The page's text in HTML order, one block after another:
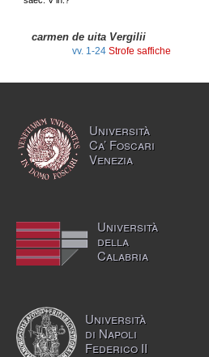
carmen de uita Vergilii
vv. 1-24 Strofe saffiche
Università
Ca’ Foscari
Venezia
Università
della
Calabria
Università
di Napoli
Federico II